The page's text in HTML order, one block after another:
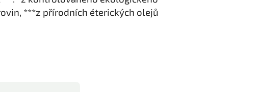
***z přírodních éterických olejů